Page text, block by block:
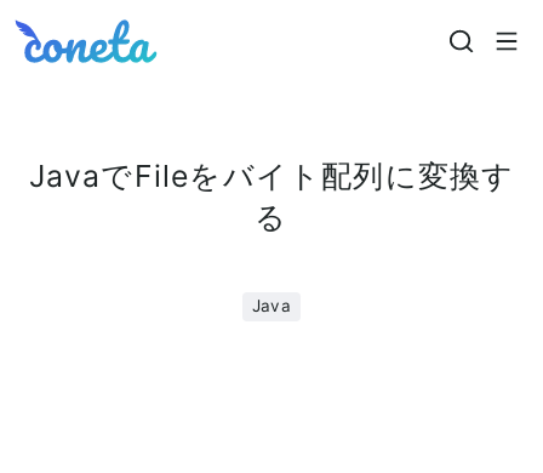
Coneta
JavaでFileをバイト配列に変換す
る
Java